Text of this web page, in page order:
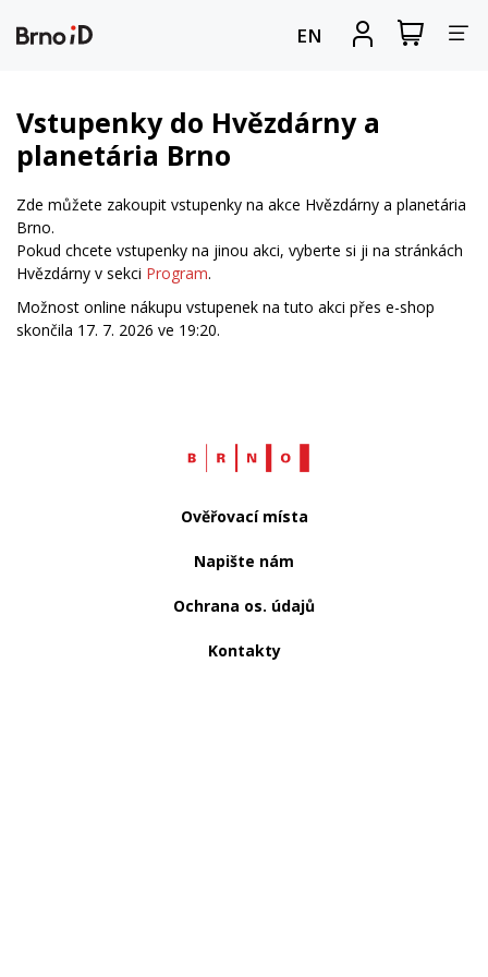
EN
Zobrazit
nákupní
Vstupenky do Hvězdárny a
planetária Brno
Zde můžete zakoupit vstupenky na akce Hvězdárny a planetária
Brno.
Pokud chcete vstupenky na jinou akci, vyberte si ji na stránkách
Hvězdárny v sekci Program.
Možnost online nákupu vstupenek na tuto akci přes e-shop
skončila 17. 7. 2026 ve 19:20.
Web
Ověřovací místa
Napište nám
Ochrana os. údajů
Kontakty